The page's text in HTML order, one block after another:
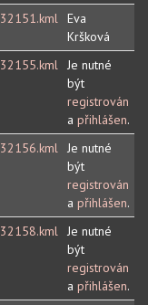
32151.kml Eva
Kršková
32155.kml Je nutné
být
registrován
a přihlášen.
32156.kml Je nutné
být
registrován
a přihlášen.
32158.kml Je nutné
být
registrován
a přihlášen.